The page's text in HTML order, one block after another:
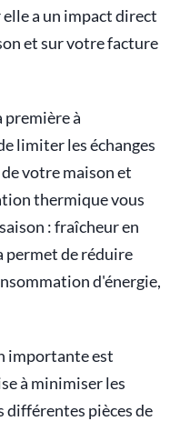
elle a un impact direct
et sur votre facture
première à
limiter les échanges
votre maison et
thermique vous
: fraîcheur en
permet de réduire
d'énergie,
importante est
à minimiser les
différentes pièces de